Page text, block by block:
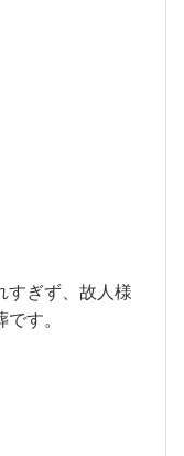
すぎず、故人様
す。